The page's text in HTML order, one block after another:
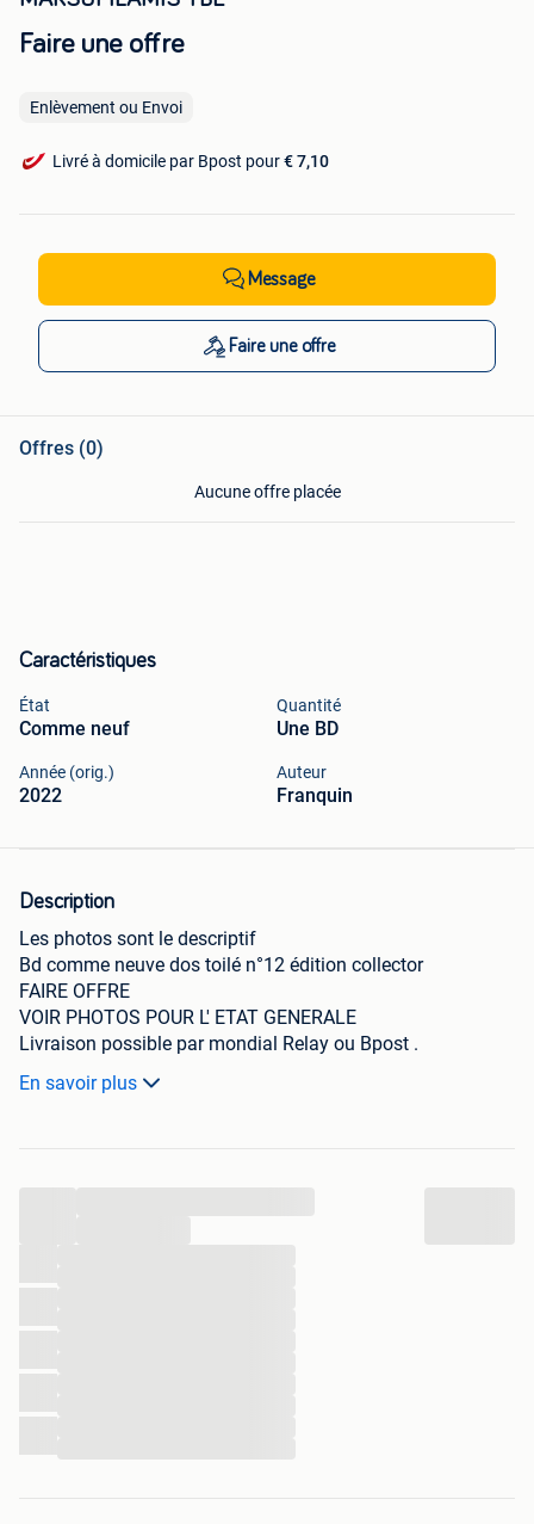
Caractéristiques
État
Comme neuf
Quantité
Une BD
Année (orig.)
2022
Auteur
Franquin
Description
Les photos sont le descriptif
Bd comme neuve dos toilé n°12 édition collector
FAIRE OFFRE
VOIR PHOTOS POUR L' ETAT GENERALE
Livraison possible par mondial Relay ou Bpost .
Merci de dire votre choix si livraison en belgique ou à
l'etranger me préciser le pays pour adapter le prix .
En savoir plus
Faire une offre
Enlèvement ou Envoi
Livré à domicile par Bpost pour€ 7,10
Message
Faire une offre
Offres (0)
Aucune offre placée